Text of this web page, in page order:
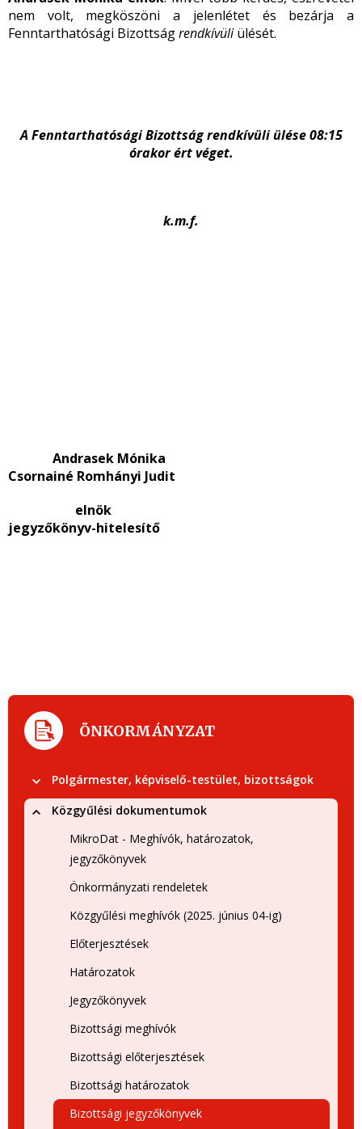
nem volt, megköszöni a jelenlétet és bezárja a
Fenntarthatósági Bizottságrendkívüliülését.
A Fenntarthatósági Bizottság rendkívüli ülése 08:15
órakor ért véget.
k.m.f.
Andrasek Mónika
Csornainé Romhányi Judit
elnök
jegyzőkönyv-hitelesítő
ÖNKORMÁNYZAT
Polgármester, képviselő-testület, bizottságok
Közgyűlési dokumentumok
MikroDat - Meghívók, határozatok,
jegyzőkönyvek
Önkormányzati rendeletek
Közgyűlési meghívók (2025. június 04-ig)
Előterjesztések
Határozatok
Jegyzőkönyvek
Bizottsági meghívók
Bizottsági előterjesztések
Bizottsági határozatok
Bizottsági jegyzőkönyvek